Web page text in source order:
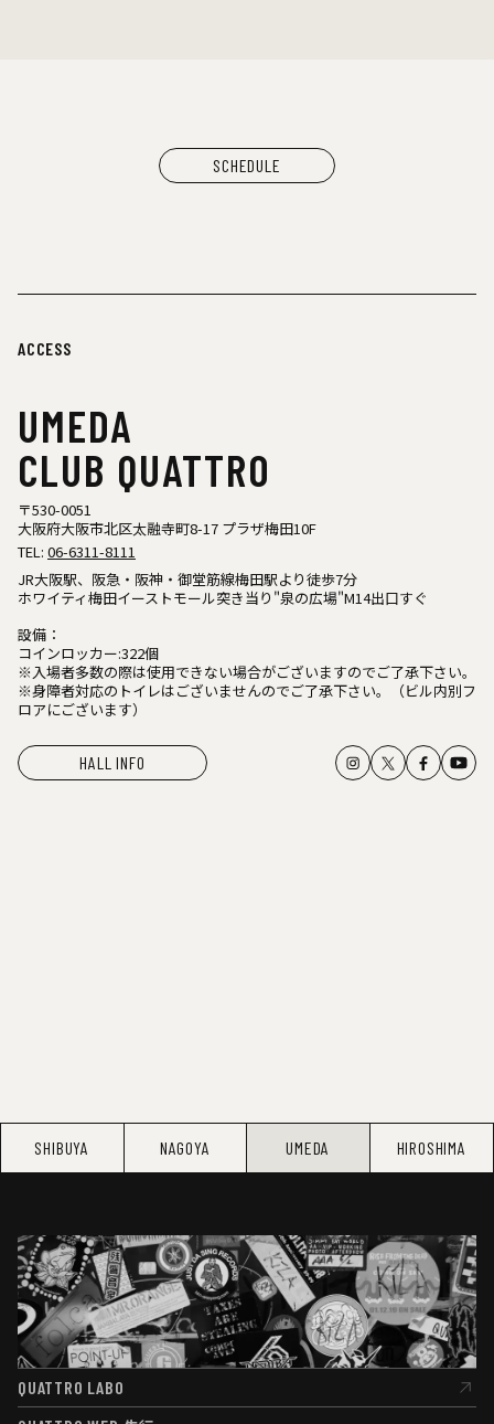
SCHEDULE
ACCESS
UMEDA
CLUB QUATTRO
〒530-0051
大阪府大阪市北区太融寺町8-17 プラザ梅田10F
TEL: 06-6311-8111
JR大阪駅、阪急・阪神・御堂筋線梅田駅より徒歩7分
ホワイティ梅田イーストモール突き当り"泉の広場"M14出口すぐ
設備：
コインロッカー:322個
※入場者多数の際は使用できない場合がございますのでご了承下さい。
※身障者対応のトイレはございませんのでご了承下さい。（ビル内別フ
ロアにございます）
HALL INFO
SHIBUYA NAGOYA UMEDA HIROSHIMA
QUATTRO LABO
QUATTRO LABO